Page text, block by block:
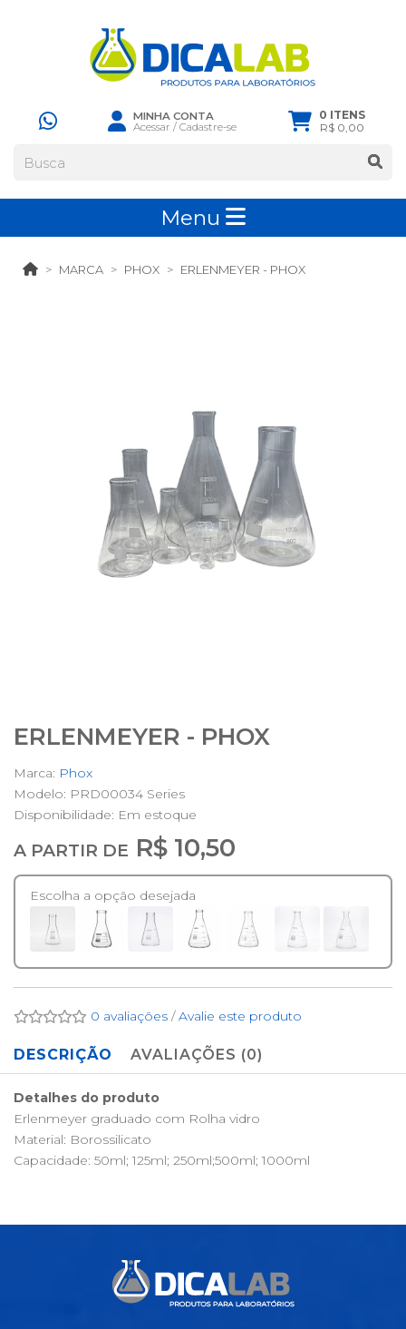
MINHA CONTA
Acessar /Cadastre-se
0 ITENS
R$ 0,00
Menu
MARCA PHOX ERLENMEYER - PHOX
ERLENMEYER - PHOX
Marca: Phox
Modelo: PRD00034 Series
Disponibilidade: Em estoque
A PARTIR DE R$ 10,50
Escolha a opção desejada
0 avaliações /Avalie este produto
DESCRIÇÃO AVALIAÇÕES (0)
Detalhes do produto
Erlenmeyer graduado com Rolha vidro
Material: Borossilicato
Capacidade: 50ml; 125ml; 250ml;500ml; 1000ml